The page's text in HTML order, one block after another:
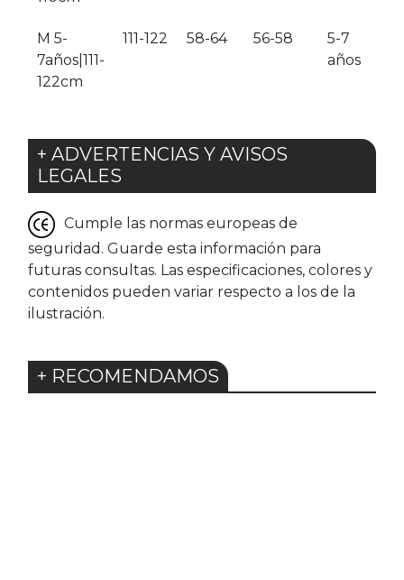
M 5-
7años|111-
122cm
111-122 58-64 56-58
5-7
años
+ ADVERTENCIAS Y AVISOS
LEGALES
Cumple las normas europeas de
seguridad. Guarde esta información para
futuras consultas. Las especificaciones, colores y
contenidos pueden variar respecto a los de la
ilustración.
+ RECOMENDAMOS